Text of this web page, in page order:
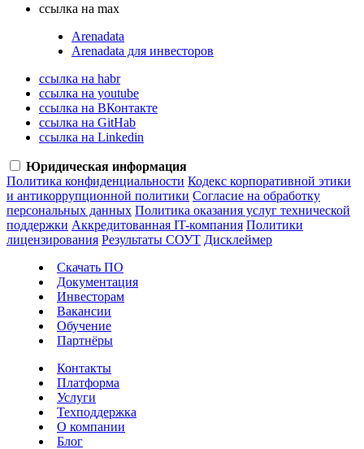
ссылка на max
Arenadata
Arenadata для инвесторов
ссылка на habr
ссылка на youtube
ссылка на ВКонтакте
ссылка на GitHab
ссылка на Linkedin
Юридическая информация
Политика конфиденциальности Кодекс корпоративной этики
и антикоррупционной политики Согласие на обработку
персональных данных Политика оказания услуг технической
поддержки Аккредитованная IT-компания Политики
лицензирования Результаты СОУТ Дисклеймер
Скачать ПО
Документация
Инвесторам
Вакансии
Обучение
Партнёры
Контакты
Платформа
Услуги
Техподдержка
О компании
Блог